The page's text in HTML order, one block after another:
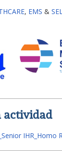
, EMS &
actividad